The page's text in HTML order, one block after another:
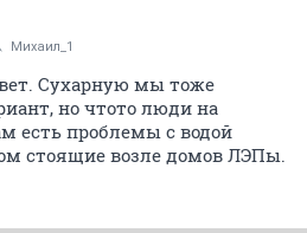
Михаил_1
Сухарную мы тоже
но чтото люди на
есть проблемы с водой
стоящие возле домов ЛЭПы.